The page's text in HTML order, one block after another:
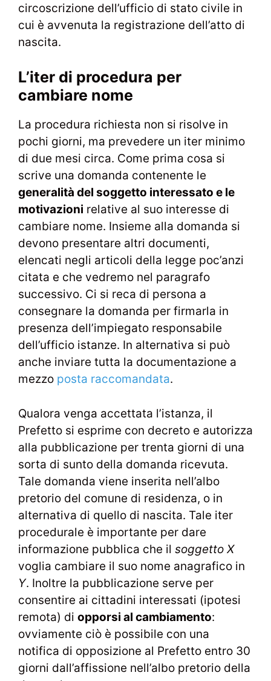
circoscrizione dell’ufficio di stato civile in
cui è avvenuta la registrazione dell’atto di
nascita.
L’iter di procedura per
cambiare nome
La procedura richiesta non si risolve in
pochi giorni, ma prevedere un iter minimo
di due mesi circa. Come prima cosa si
scrive una domanda contenente le
generalità del soggetto interessato e le
motivazioni relative al suo interesse di
cambiare nome. Insieme alla domanda si
devono presentare altri documenti,
elencati negli articoli della legge poc’anzi
citata e che vedremo nel paragrafo
successivo. Ci si reca di persona a
consegnare la domanda per firmarla in
presenza dell’impiegato responsabile
dell’ufficio istanze. In alternativa si può
anche inviare tutta la documentazione a
mezzo posta raccomandata.
Qualora venga accettata l’istanza, il
Prefetto si esprime con decreto e autorizza
alla pubblicazione per trenta giorni di una
sorta di sunto della domanda ricevuta.
Tale domanda viene inserita nell’albo
pretorio del comune di residenza, o in
alternativa di quello di nascita. Tale iter
procedurale è importante per dare
informazione pubblica che il soggetto X
voglia cambiare il suo nome anagrafico in
Y. Inoltre la pubblicazione serve per
consentire ai cittadini interessati (ipotesi
remota) di opporsi al cambiamento:
ovviamente ciò è possibile con una
notifica di opposizione al Prefetto entro 30
giorni dall’affissione nell’albo pretorio della